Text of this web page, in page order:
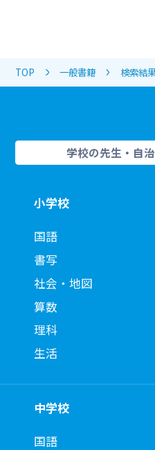
TOP 一般書籍 検索結
学校の先生・自
小学校
国語
書写
社会・地図
算数
理科
生活
中学校
国語